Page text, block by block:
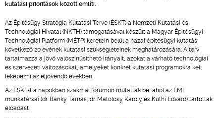
kutatási prioritások között említi.
Az Építésügy Stratégia Kutatási Terve (ÉSKT) a Nemzeti Kutatási és
Technológiai Hivatal (NKTH) támogatásával készült a Magyar Építésügyi
Technológiai Platform (MÉTP) keretein belül a hazai építésügyi kutatás
következő 20 évének kutatási szükségleteinek meghatározására. A terv
tartalmazza a jövő valószínűsíthető irányait, azokat a várható technológiai
és szervezeti változásokat, amelyeket konkrét kutatási programokra kell
leképezni az eljövendő években.
Az ÉSKT-t a napokban szakmai fórumon mutatták be, ahol az ÉMI
munkatársai (dr. Bánky Tamás, dr. Matolcsy Károly és Kuthi Edvárd) tartottak
előadást.